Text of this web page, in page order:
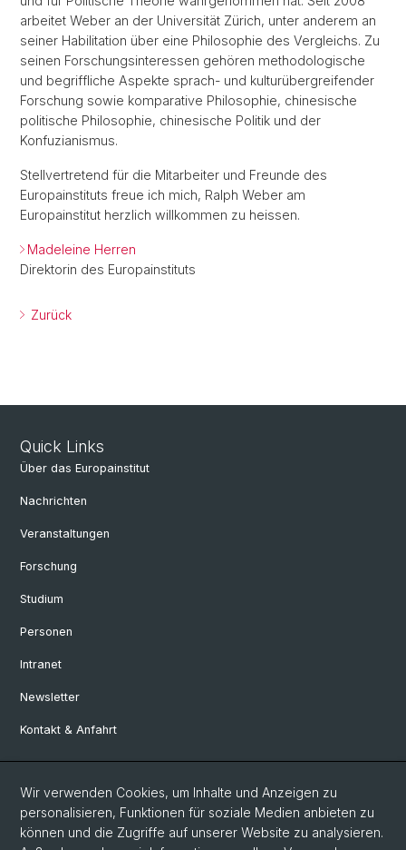
arbeitet Weber an der Universität Zürich, unter anderem an
seiner Habilitation über eine Philosophie des Vergleichs. Zu
seinen Forschungsinteressen gehören methodologische
und begriffliche Aspekte sprach- und kulturübergreifender
Forschung sowie komparative Philosophie, chinesische
politische Philosophie, chinesische Politik und der
Konfuzianismus.
Stellvertretend für die Mitarbeiter und Freunde des
Europainstituts freue ich mich, Ralph Weber am
Europainstitut herzlich willkommen zu heissen.
Madeleine Herren
Direktorin des Europainstituts
Zurück
Quick Links
Über das Europainstitut
Nachrichten
Veranstaltungen
Forschung
Studium
Personen
Intranet
Newsletter
Kontakt & Anfahrt
Social Media
Facebook
Wir verwenden Cookies, um Inhalte und Anzeigen zu
personalisieren, Funktionen für soziale Medien anbieten zu
können und die Zugriffe auf unserer Website zu analysieren.